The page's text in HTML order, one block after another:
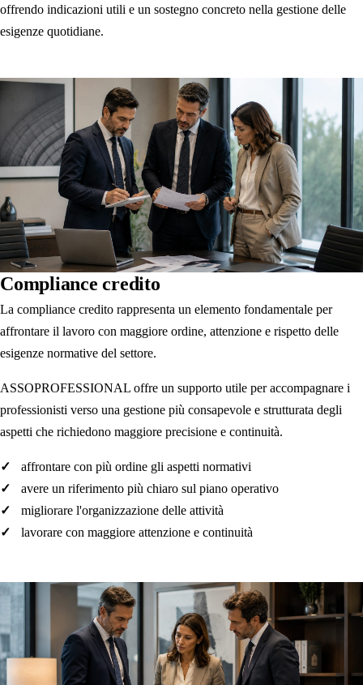
offrendo indicazioni utili e un sostegno concreto nella gestione delle
esigenze quotidiane.
Compliance credito
La compliance credito rappresenta un elemento fondamentale per
affrontare il lavoro con maggiore ordine, attenzione e rispetto delle
esigenze normative del settore.
ASSOPROFESSIONAL offre un supporto utile per accompagnare i
professionisti verso una gestione più consapevole e strutturata degli
aspetti che richiedono maggiore precisione e continuità.
affrontare con più ordine gli aspetti normativi
avere un riferimento più chiaro sul piano operativo
migliorare l'organizzazione delle attività
lavorare con maggiore attenzione e continuità